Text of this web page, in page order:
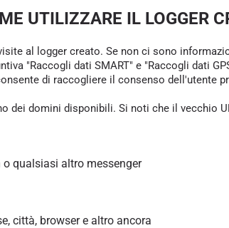
UTILIZZARE IL LOGGER
al logger creato. Se non ci sono
"Raccogli dati SMART" e "Raccogli dati
di raccogliere il consenso dell'utente
dei domini disponibili. Si noti che il vecchio
qualsiasi altro messenger
città, browser e altro ancora